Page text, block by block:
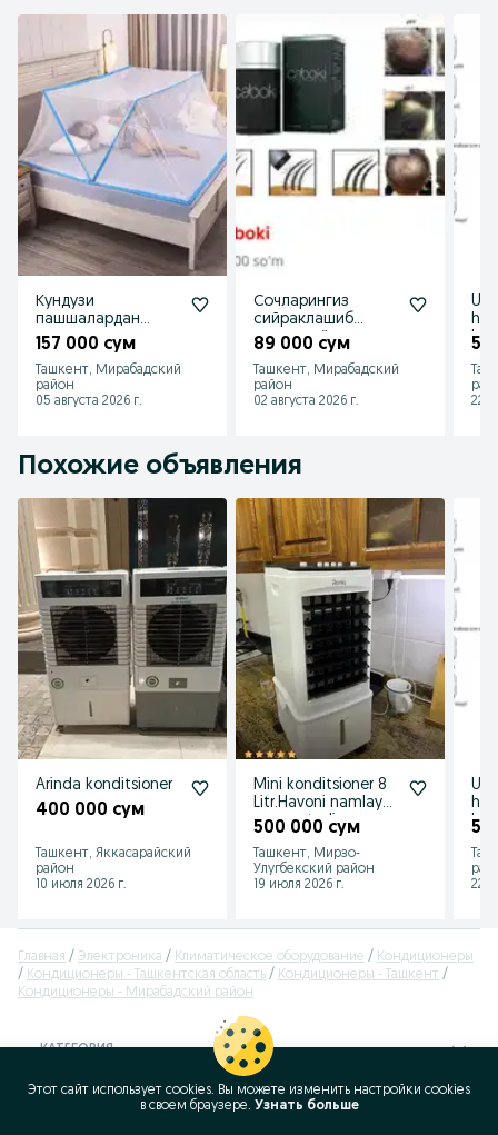
Кундузи
пашшалардан
тунда чивинлардан
чарчаганлар учун
157 000 сум
Ташкент, Мирабадский
район
05 августа 2026 г.
Сочларингиз
сийраклашиб
кетдими ёки
олдингидек қалин
эмасми Учрашувл
89 000 сум
Ташкент, Мирабадский
район
02 августа 2026 г.
Uy
A
22
Похожие объявления
Arinda konditsioner
400 000 сум
Ташкент, Яккасарайский
район
10 июля 2026 г.
Mini konditsioner 8
Litr.Havoni namlaydi
va sovutadi.
500 000 сум
Ташкент, Мирзо-
Улугбекский район
19 июля 2026 г.
Uy
A
22
Главная Электроника Климатическое оборудование
Кондиционеры
Кондиционеры - Ташкентская область
Кондиционеры - Ташкент
Кондиционеры - Мирабадский район
КАТЕГОРИЯ
Этот сайт использует cookies. Вы можете изменить настройки cookies
в своeм браузере. Узнать больше